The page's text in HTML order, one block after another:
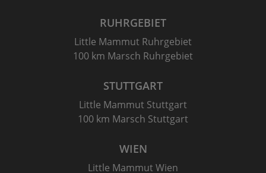
RUHRGEBIET
Little Mammut Ruhrgebiet
100 km Marsch Ruhrgebiet
STUTTGART
Little Mammut Stuttgart
100 km Marsch Stuttgart
WIEN
Little Mammut Wien